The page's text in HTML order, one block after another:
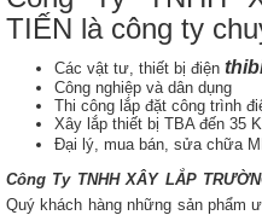
TIẾN là công ty
Các vật tư, thiết bị điện
Công nghiệp và dân dụng
Thi công lắp đặt công trình
Xây lắp thiết bị TBA đến 35
Đại lý, mua bán, sửa chữa
Công Ty TNHH XÂY LẮP
Quý khách hàng những sản phẩm